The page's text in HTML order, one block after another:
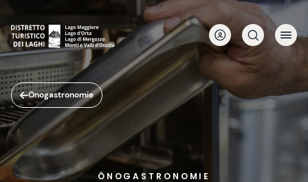
Inhalt
Önogastronomie
ÖNOGASTRONOMIE